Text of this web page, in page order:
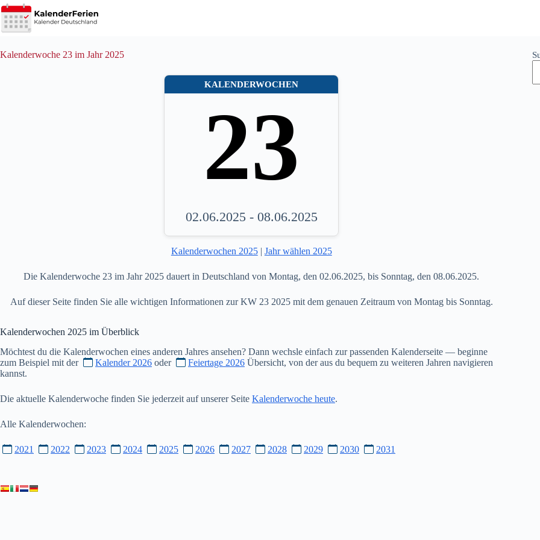
Zum
Inhalt
springen
Kalenderwoche 23 im Jahr 2025
KALENDERWOCHEN
23
02.06.2025 - 08.06.2025
Kalenderwochen 2025| Jahr wählen 2025
Die Kalenderwoche 23 im Jahr 2025 dauert in Deutschland von Montag, den 02.06.2025, bis Sonntag, den 08.06.2025.
Auf dieser Seite finden Sie alle wichtigen Informationen zur KW 23 2025 mit dem genauen Zeitraum von Montag bis Sonntag.
Kalenderwochen 2025 im Überblick
Möchtest du die Kalenderwochen eines anderen Jahres ansehen? Dann wechsle einfach zur passenden Kalenderseite — beginne
zum Beispiel mit der
Kalender 2026 oder Feiertage 2026 Übersicht, von der aus du bequem zu weiteren Jahren navigieren
kannst.
Die aktuelle Kalenderwoche finden Sie jederzeit auf unserer Seite Kalenderwoche heute.
Alle Kalenderwochen:
2021 2022 2023 2024 2025 2026 2027 2028 2029 2030 2031